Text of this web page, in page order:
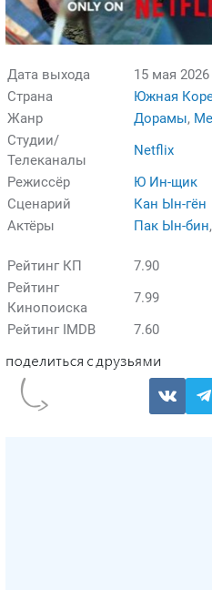
Дата выхода
15 мая 2026
Страна
Южная
Жанр
Дорамы,
Студии/
Телеканалы
Netflix
Режиссёр
Ю Ин-щик
Сценарий
Кан Ын-гён
Актёры
Пак Ын-бин,
Рейтинг КП
7.90
Рейтинг
Кинопоиска
7.99
Рейтинг IMDB
7.60